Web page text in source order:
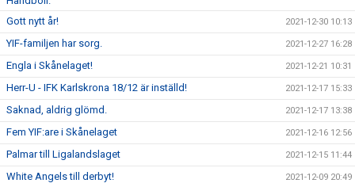
Gott nytt år! 2021-12-30 10:13
YIF-familjen har sorg. 2021-12-27 16:28
Engla i Skånelaget! 2021-12-21 10:31
Herr-U - IFK Karlskrona 18/12 är inställd! 2021-12-17 15:33
Saknad, aldrig glömd. 2021-12-17 13:38
Fem YIF:are i Skånelaget 2021-12-16 12:56
Palmar till Ligalandslaget 2021-12-15 11:44
White Angels till derbyt! 2021-12-09 20:49